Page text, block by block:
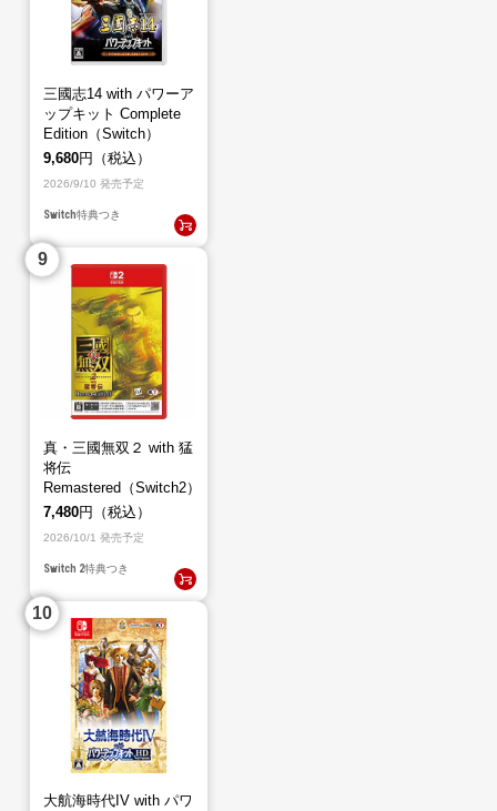
三國志14 with パワーア
ップキット Complete
Edition（Switch）
9,680円（税込）
2026/9/10 発売予定
Switch特典つき
真・三國無双２ with 猛
将伝
Remastered（Switch2）
7,480円（税込）
2026/10/1 発売予定
Switch 2特典つき
大航海時代IV with パワ